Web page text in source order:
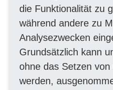
Instandhalter
Schwerpunkt
Instandhaltung
Koordinator
die Funktionalität zu
während andere zu
Analysezwecken
Grundsätzlich kann
ohne das Setzen
werden,